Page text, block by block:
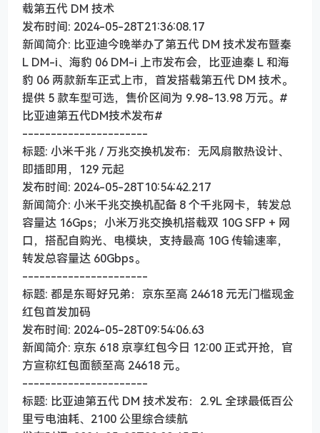
载第五代 DM 技术
发布时间: 2024-05-28T21:36:08.17
新闻简介: 比亚迪今晚举办了第五代 DM 技术发布暨秦
L DM-i、海豹 06 DM-i 上市发布会，比亚迪秦 L 和海
豹 06 两款新车正式上市，首发搭载第五代 DM 技术。
提供 5 款车型可选，售价区间为 9.98-13.98 万元。#
比亚迪第五代DM技术发布#
----------------------
标题: 小米千兆 / 万兆交换机发布：无风扇散热设计、
即插即用，129 元起
发布时间: 2024-05-28T10:54:42.217
新闻简介: 小米千兆交换机配备 8 个千兆网卡，转发总
容量达 16Gps；小米万兆交换机搭载双 10G SFP + 网
口，搭配自购光、电模块，支持最高 10G 传输速率，
转发总容量达 60Gbps。
----------------------
标题: 都是东哥好兄弟：京东至高 24618 元无门槛现金
红包首发加码
发布时间: 2024-05-28T09:54:06.63
新闻简介: 京东 618 京享红包今日 12:00 正式开抢，官
方宣称红包面额至高 24618 元。
----------------------
标题: 比亚迪第五代 DM 技术发布：2.9L 全球最低百公
里亏电油耗、2100 公里综合续航